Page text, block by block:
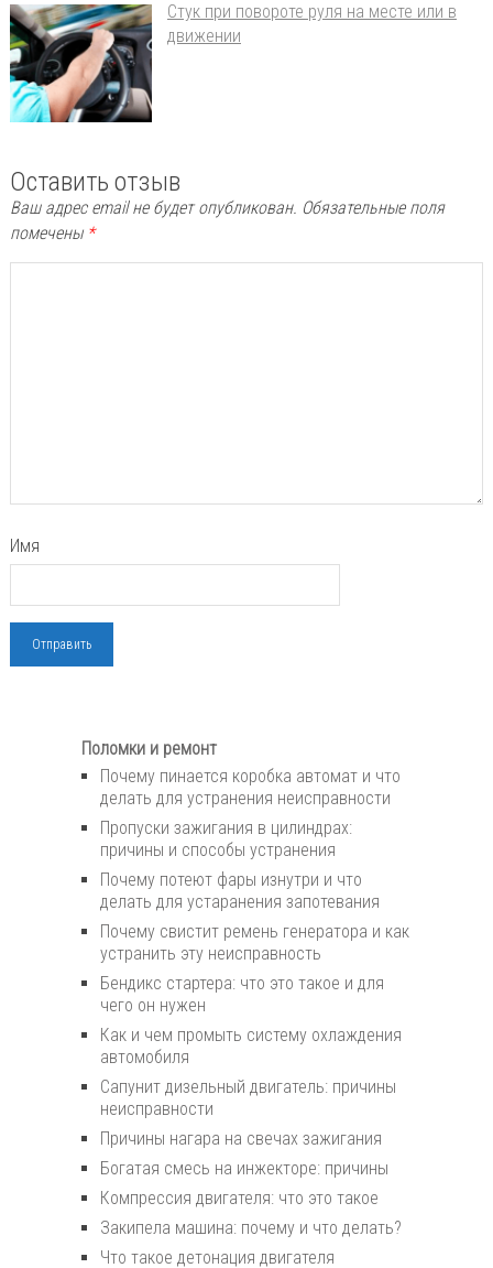
Стук при повороте руля на месте или в
движении
Оставить отзыв
Ваш адрес email не будет опубликован. Обязательные поля
помечены *
Имя
Поломки и ремонт
Почему пинается коробка автомат и что
делать для устранения неисправности
Пропуски зажигания в цилиндрах:
причины и способы устранения
Почему потеют фары изнутри и что
делать для устаранения запотевания
Почему свистит ремень генератора и как
устранить эту неисправность
Бендикс стартера: что это такое и для
чего он нужен
Как и чем промыть систему охлаждения
автомобиля
Сапунит дизельный двигатель: причины
неисправности
Причины нагара на свечах зажигания
Богатая смесь на инжекторе: причины
Компрессия двигателя: что это такое
Закипела машина: почему и что делать?
Что такое детонация двигателя